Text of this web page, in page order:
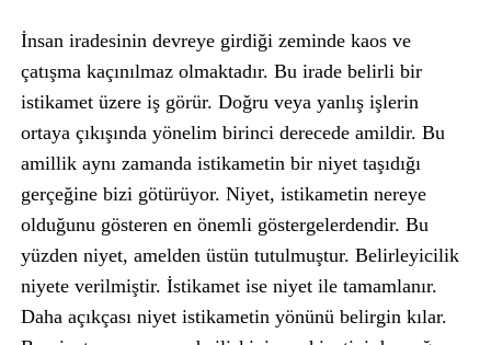
İnsan iradesinin devreye girdiği zeminde kaos ve
çatışma kaçınılmaz olmaktadır. Bu irade belirli bir
istikamet üzere iş görür. Doğru veya yanlış işlerin
ortaya çıkışında yönelim birinci derecede amildir. Bu
amillik aynı zamanda istikametin bir niyet taşıdığı
gerçeğine bizi götürüyor. Niyet, istikametin nereye
olduğunu gösteren en önemli göstergelerdendir. Bu
yüzden niyet, amelden üstün tutulmuştur. Belirleyicilik
niyete verilmiştir. İstikamet ise niyet ile tamamlanır.
Daha açıkçası niyet istikametin yönünü belirgin kılar.